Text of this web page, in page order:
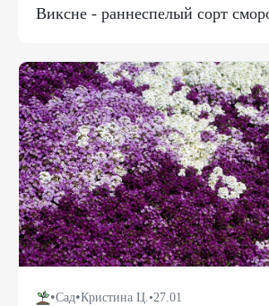
Виксне - раннеспелый сорт
•Сад•Кристина Ц.•27.01